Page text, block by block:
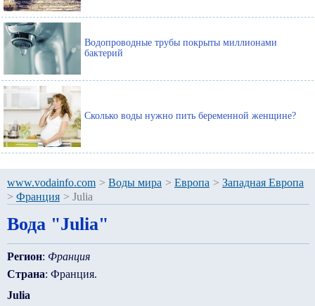
Водопроводные трубы покрыты миллионами
бактерий
Сколько воды нужно пить беременной женщине?
www.vodainfo.com > Воды мира > Европа > Западная Европа
> Франция > Julia
Вода "Julia"
Регион: Франция
Страна: Франция.
Julia